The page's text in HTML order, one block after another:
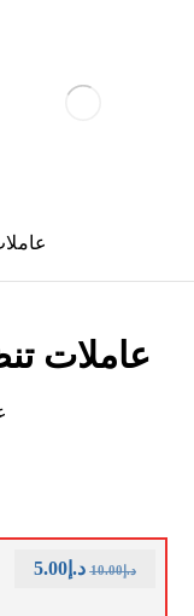
عاملات
د.إ10.00 د.إ5.00